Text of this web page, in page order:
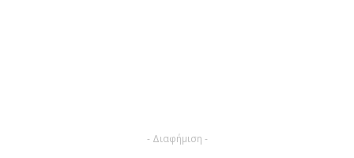
- Διαφήμιση -